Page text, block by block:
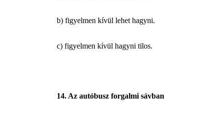
b) figyelmen kívül lehet hagyni.
c) figyelmen kívül hagyni tilos.
14. Az autóbusz forgalmi sávban